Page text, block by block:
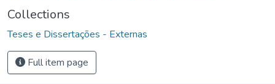
Collections
Teses e Dissertações - Externas
Full item page